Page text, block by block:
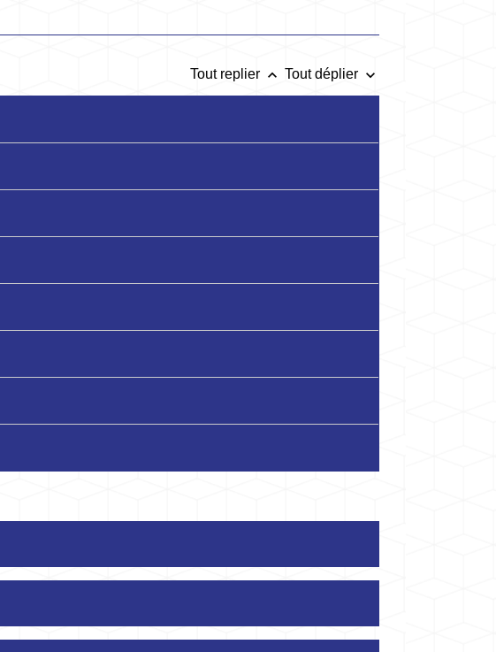
Tout replier keyboard_arrow_up Tout déplier keyboard_arrow_down